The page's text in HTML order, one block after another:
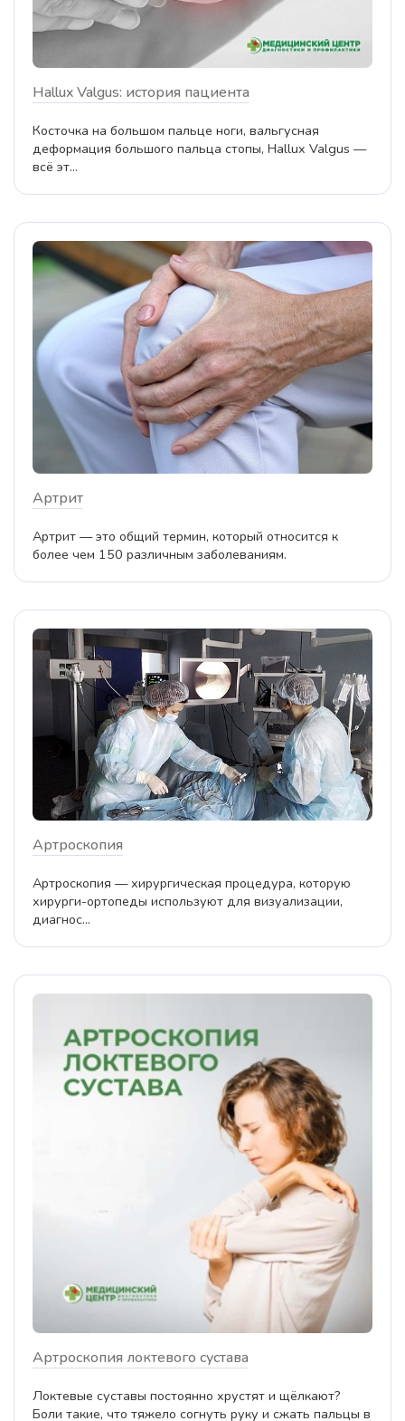
Hallux Valgus: история пациента
Косточка на большом пальце ноги, вальгусная
деформация большого пальца стопы, Hallux Valgus —
всё эт...
Артрит
Артрит — это общий термин, который относится к
более чем 150 различным заболеваниям.
Артроскопия
Артроскопия — хирургическая процедура, которую
хирурги-ортопеды используют для визуализации,
диагнос...
Артроскопия локтевого сустава
Локтевые суставы постоянно хрустят и щёлкают?
Боли такие, что тяжело согнуть руку и сжать пальцы в